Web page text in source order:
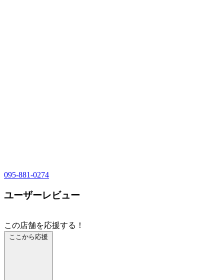
095-881-0274
ユーザーレビュー
この店舗を応援する！
ここから応援